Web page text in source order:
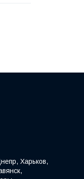
Харьков,